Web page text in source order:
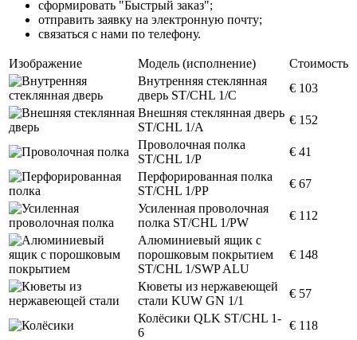
сформировать "Быстрый заказ";
отправить заявку на электронную почту;
связаться с нами по телефону.
Изображение Модель (исполнение)
Стоимость
Внутренняя стеклянная
дверь ST/CHL 1/C
€ 103
Внешняя стеклянная дверь
ST/CHL 1/A
€ 152
Проволочная полка
ST/CHL 1/P
€ 41
Перфорированная полка
ST/CHL 1/PP
€ 67
Усиленная проволочная
полка ST/CHL 1/PW
€ 112
Алюминиевый ящик с
порошковым покрытием
ST/CHL 1/SWP ALU
€ 148
Кюветы из нержавеющей
стали KUW GN 1/1
€ 57
Колёсики QLK ST/CHL 1-
6
€ 118